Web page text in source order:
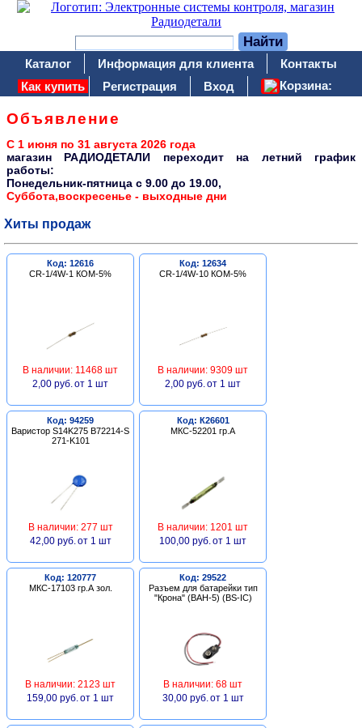
Каталог Информация для клиента
Контакты
Как купить
Регистрация Вход Корзина:
Объявление
С 1 июня по 31 августа 2026 года
магазин РАДИОДЕТАЛИ переходит на летний график
работы:
Понедельник-пятница c 9.00 до 19.00,
Суббота,воскресенье - выходные дни
Хиты продаж
Код: 12616
CR-1/4W-1 КОМ-5%
В наличии: 11468 шт
2,00 руб. от 1 шт
Код: 12634
CR-1/4W-10 КОМ-5%
В наличии: 9309 шт
2,00 руб. от 1 шт
Код: 94259
Варистор S14K275 B72214-S
271-K101
В наличии: 277 шт
42,00 руб. от 1 шт
Код: К26601
МКС-52201 гр.А
В наличии: 1201 шт
100,00 руб. от 1 шт
Код: 120777
МКС-17103 гр.А зол.
В наличии: 2123 шт
159,00 руб. от 1 шт
Код: 29522
Разъем для батарейки тип
"Крона" (BAH-5) (BS-IC)
В наличии: 68 шт
30,00 руб. от 1 шт